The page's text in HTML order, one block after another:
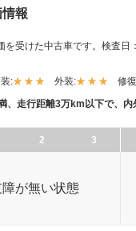
報
受けた中古車です。 検査日
: 外装: 修
、走行距離3万km以下で、内
2 3
が無い状態